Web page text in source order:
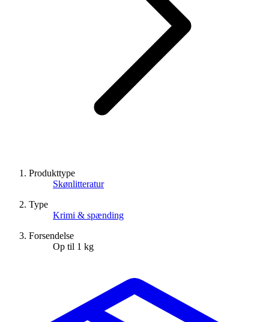
Produkttype
Skønlitteratur
Type
Krimi & spænding
Forsendelse
Op til 1 kg